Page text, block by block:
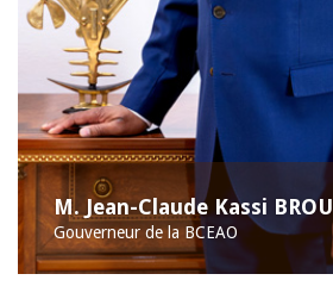
M. Jean-Claude Kassi BROU
Gouverneur de la BCEAO